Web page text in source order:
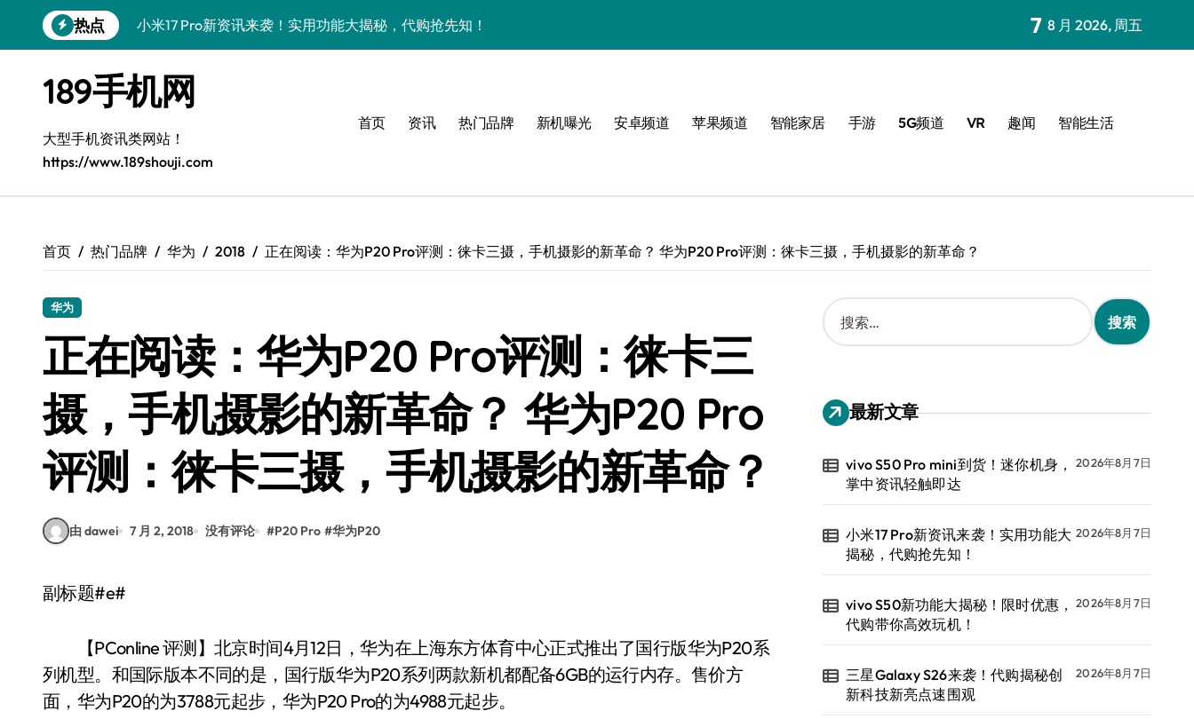
到
热点
小米17 Pro新资讯来袭！实用功能大揭秘，代购抢先知！
三星Galaxy S26来袭！代购揭秘创新科技新亮点速围观
三星Galaxy Z Fold7抢先剧透！手机管家揭秘折叠新惊喜
S25 Ultra颜值炸裂！定制主题潮翻天
S24+上新！解锁手机美化神器
A56 5G新机登场，三星风尚来了！
vivo S50 Pro mini到货！迷你机身，掌中资讯轻触即达
7 8 月 2026, 周五
189手机网
大型手机资讯类网站！
https://www.189shouji.com
首页 资讯 热门品牌 新机曝光 安卓频道 苹果频道 智能家居 手游 5G频道 VR 趣闻 智能生活
首页 热门品牌 华为 2018 正在阅读：华为P20 Pro评测：徕卡三摄，手机摄影的新革命？ 华为P20 Pro评测：徕卡三摄，手机摄影的新革命？
华为
正在阅读：华为P20 Pro评测：徕卡三
摄，手机摄影的新革命？ 华为P20 Pro
评测：徕卡三摄，手机摄影的新革命？
由 dawei 7 月 2, 2018 没有评论 #P20 Pro #华为P20
副标题#e#
【PConline 评测】北京时间4月12日，华为在上海东方体育中心正式推出了国行版华为P20系
列机型。和国际版本不同的是，国行版华为P20系列两款新机都配备6GB的运行内存。售价方
面，华为P20的为3788元起步，华为P20 Pro的为4988元起步。
搜
索
：
最新文章
vivo S50 Pro mini到货！迷你机身，
掌中资讯轻触即达
2026年8月7日
小米17 Pro新资讯来袭！实用功能大
揭秘，代购抢先知！
2026年8月7日
vivo S50新功能大揭秘！限时优惠，
代购带你高效玩机！
2026年8月7日
三星Galaxy S26来袭！代购揭秘创
新科技新亮点速围观
2026年8月7日